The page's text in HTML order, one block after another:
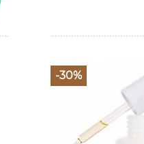
-30%